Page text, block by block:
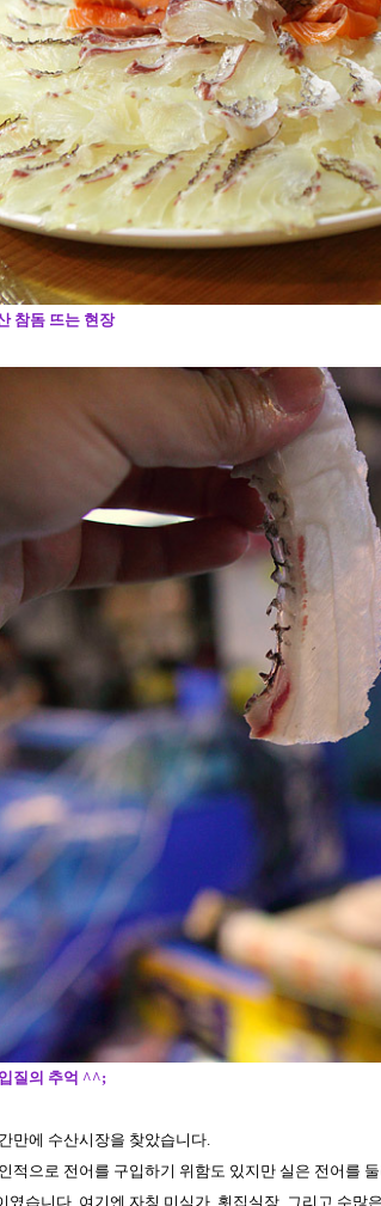
참돔 뜨는 현장
질의 추억 ^^;
만에 수산시장을 찾았습니다.
적으로 전어를 구입하기 위함도 있지만 실은 전어를
였습니다. 여기엔 자칭 미식가, 횟집실장, 그리고 수